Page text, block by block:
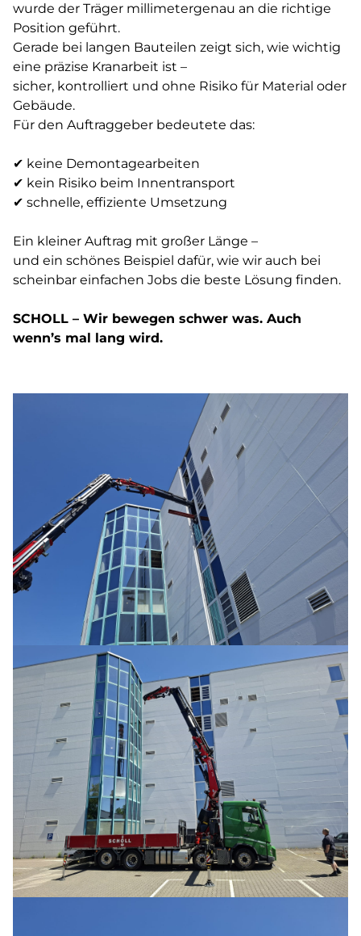
wurde der Träger millimetergenau an die richtige
Position geführt.
Gerade bei langen Bauteilen zeigt sich, wie wichtig
eine präzise Kranarbeit ist –
sicher, kontrolliert und ohne Risiko für Material oder
Gebäude.
Für den Auftraggeber bedeutete das:
✔ keine Demontagearbeiten
✔ kein Risiko beim Innen­transport
✔ schnelle, effiziente Umsetzung
Ein kleiner Auftrag mit großer Länge –
und ein schönes Beispiel dafür, wie wir auch bei
scheinbar einfachen Jobs die beste Lösung finden.
SCHOLL – Wir bewegen schwer was. Auch
wenn’s mal lang wird.